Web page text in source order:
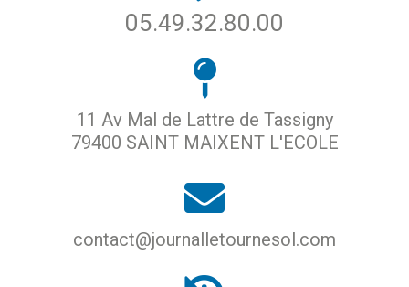
05.49.32.80.00
11 Av Mal de Lattre de Tassigny
79400 SAINT MAIXENT L'ECOLE
contact@journalletournesol.com